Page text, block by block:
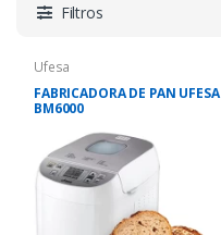
Filtros
Ufesa
FABRICADORA DE PAN UFESA
BM6000